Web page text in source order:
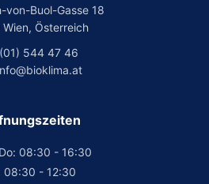
von-Buol-Gasse 18
Wien, Österreich
544 47 46
08:30 - 16:30
08:30 - 12:30